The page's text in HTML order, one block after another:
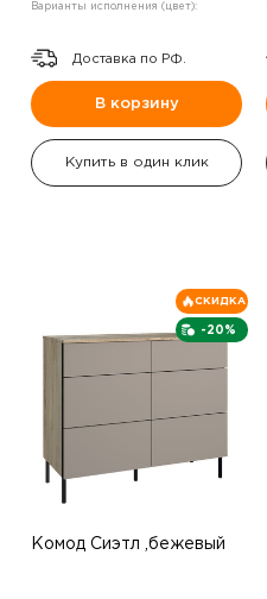
Варианты исполнения (цвет):
Доставка по РФ.
В корзину
Купить в один клик
-20%
СКИДКА
Комод Сиэтл ,бежевый